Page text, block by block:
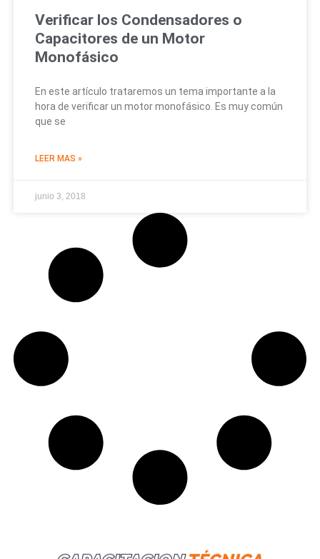
Verificar los Condensadores o
Capacitores de un Motor
Monofásico
En este artículo trataremos un tema importante a la
hora de verificar un motor monofásico. Es muy común
que se
LEER MAS »
junio 3, 2018